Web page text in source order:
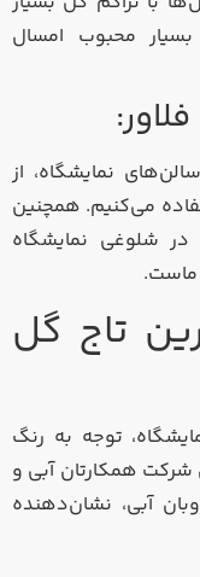
بسیار محبوب امسال
نمایشگاه، از
می‌کنیم. همچنین
در شلوغی نمایشگاه
تاج گل
توجه به رنگ
شرکت همکارتان آبی و
آبی، نشان‌دهنده